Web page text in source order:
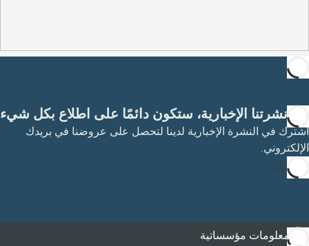
مع نشرتنا الإخبارية، ستكون دائمًا على اطلاع بكل شيء
اشترك في النشرة الإخبارية لدينا لتحصل على عروضنا في بريدك
الإلكتروني.
الاشتراك
معلومات مؤسساتية